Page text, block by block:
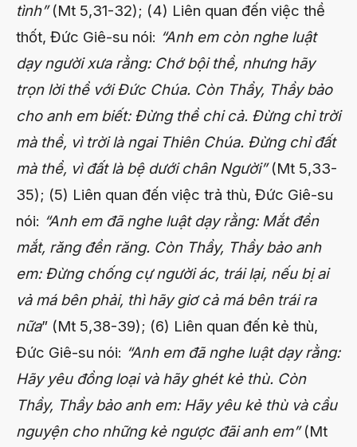
tình”(Mt 5,31-32); (4) Liên quan đến việc thề
thốt, Đức Giê-su nói: “Anh em còn nghe luật
dạy người xưa rằng: Chớ bội thề, nhưng hãy
trọn lời thề với Đức Chúa. Còn Thầy, Thầy bảo
cho anh em biết: Đừng thề chi cả. Đừng chỉ trời
mà thề, vì trời là ngai Thiên Chúa. Đừng chỉ đất
mà thề, vì đất là bệ dưới chân Người”(Mt 5,33-
35); (5) Liên quan đến việc trả thù, Đức Giê-su
nói: “Anh em đã nghe luật dạy rằng: Mắt đền
mắt, răng đền răng. Còn Thầy, Thầy bảo anh
em: Đừng chống cự người ác, trái lại, nếu bị ai
vả má bên phải, thì hãy giơ cả má bên trái ra
nữa” (Mt 5,38-39); (6) Liên quan đến kẻ thù,
Đức Giê-su nói: “Anh em đã nghe luật dạy rằng:
Hãy yêu đồng loại và hãy ghét kẻ thù. Còn
Thầy, Thầy bảo anh em: Hãy yêu kẻ thù và cầu
nguyện cho những kẻ ngược đãi anh em”(Mt